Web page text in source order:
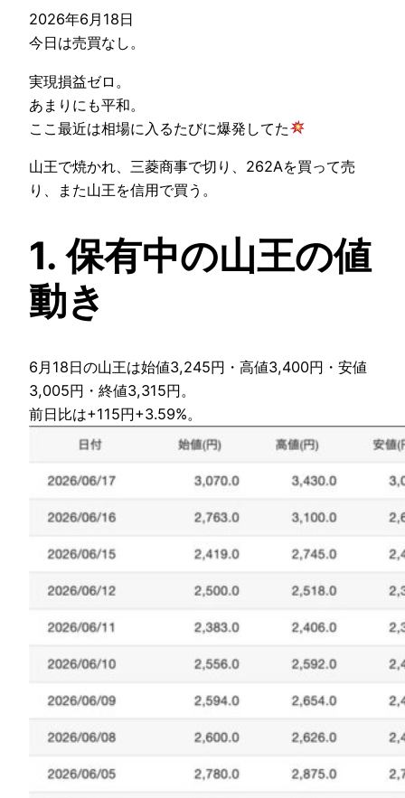
2026年6月18日
今日は売買なし。
実現損益ゼロ。
あまりにも平和。
ここ最近は相場に入るたびに爆発してた
山王で焼かれ、三菱商事で切り、262Aを買って売
り、また山王を信用で買う。
1. 保有中の山王の値
動き
6月18日の山王は始値3,245円・高値3,400円・安値
3,005円・終値3,315円。
前日比は+115円+3.59%。